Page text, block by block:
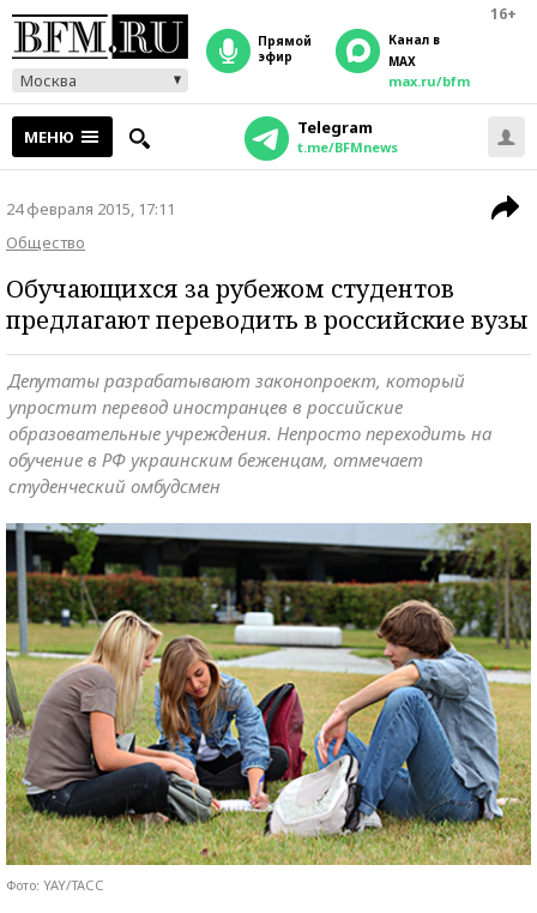
16+
Москва
прямой
эфир
Канал в
MAX
max.ru/bfm
МЕНЮ Telegram
t.me/BFMnews
24 февраля 2015, 17:11
Общество
Обучающихся за рубежом студентов
предлагают переводить в российские вузы
Депутаты разрабатывают законопроект, который
упростит перевод иностранцев в российские
образовательные учреждения. Непросто переходить на
обучение в РФ украинским беженцам, отмечает
студенческий омбудсмен
Фото: YAY/ТАСС